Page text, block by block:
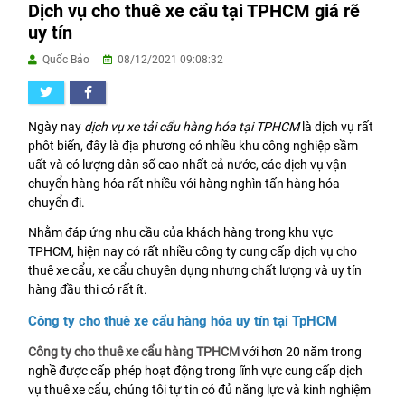
Dịch vụ cho thuê xe cẩu tại TPHCM giá rẽ
uy tín
Quốc Bảo 08/12/2021 09:08:32
Ngày nay dịch vụ xe tải cẩu hàng hóa tại TPHCMlà dịch vụ rất
phôt biến, đây là địa phương có nhiều khu công nghiệp sầm
uất và có lượng dân số cao nhất cả nước, các dịch vụ vận
chuyển hàng hóa rất nhiều với hàng nghìn tấn hàng hóa
chuyển đi.
Nhằm đáp ứng nhu cầu của khách hàng trong khu vực
TPHCM, hiện nay có rất nhiều công ty cung cấp dịch vụ cho
thuê xe cẩu, xe cẩu chuyên dụng nhưng chất lượng và uy tín
hàng đầu thi có rất ít.
Công ty cho thuê xe cẩu hàng hóa uy tín tại TpHCM
Công ty cho thuê xe cẩu hàng TPHCMvới hơn 20 năm trong
nghề được cấp phép hoạt động trong lĩnh vực cung cấp dịch
vụ thuê xe cẩu, chúng tôi tự tin có đủ năng lực và kinh nghiệm